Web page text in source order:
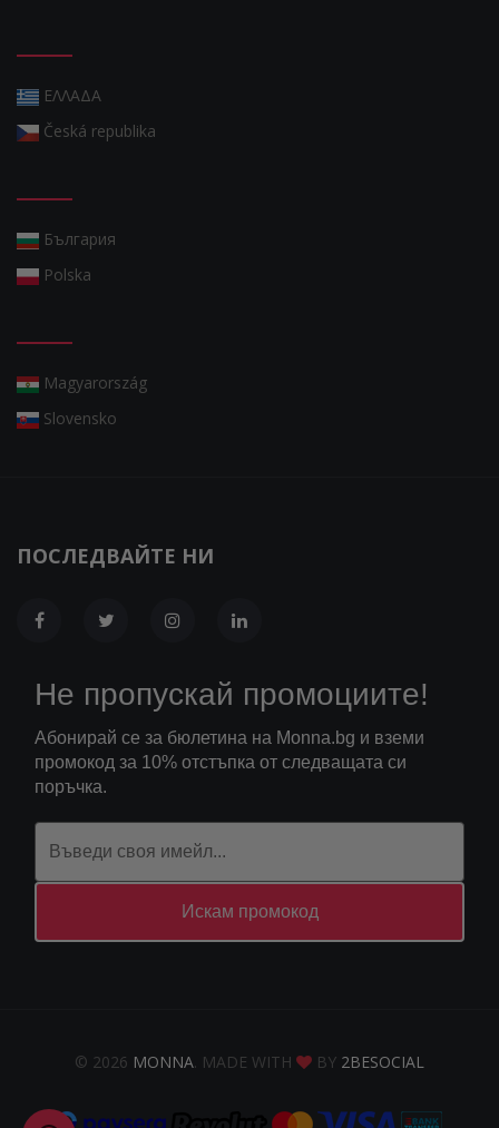
ΕΛΛΑΔΑ
Česká republika
България
Polska
Magyarország
Slovensko
ПОСЛЕДВАЙТЕ НИ
Не пропускай промоциите!
Абонирай се за бюлетина на Monna.bg и вземи
промокод за 10% отстъпка от следващата си
поръчка.
Искам промокод
© 2026 MONNA. MADE WITH BY 2BESOCIAL